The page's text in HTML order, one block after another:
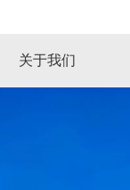
关于我们